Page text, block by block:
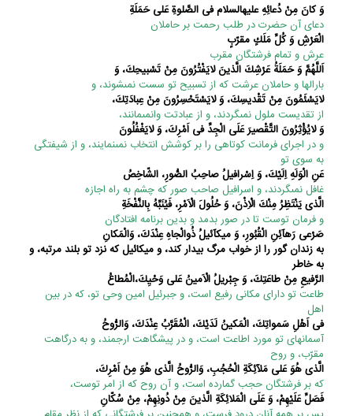
وَ كانَ مِنْ دُعائِهِ عليه‏السلام فى الصَّلوةِ عَلى‏ حَمَلَةِ
دعای آن حضرت در طلب رحمت بر حاملان
الْعَرْشِ وَ كُلِّ مَلَكٍ مقرّبٍ‏
عرش و تمام فرشتگان مقرب
اَللَّهُمَّ وَ حَمَلَةُ عَرْشِكَ الَّذينَ لايَفْتُرُونَ مِنْ تَسْبيحِكَ، وَ
بارالها و حاملان عرشت که از تسبیح تو سست نمى‏شوند، و
لايَسْئَمُونَ مِنْ تَقْديسِكَ، وَ لايَسْتَحْسِرُونَ مِنْ عِبادَتِكَ،
از تقدیست ملول نمى‏گردند، و از عبادتت وانمى‏مانند،
وَ لايُؤْثِرُونَ التَّقْصيرَ عَلَى الْجِدِّ فى اَمْرِكَ، وَ لايَغْفُلُونَ
و در اجراى فرمانت کوتاهى را بر کوشش انتخاب نمى‏نمایند، و از شیفتگى
به سوى تو
عَنِ الْوَلَهِ اِلَيْكَ، وَ اِسْرافيلُ صاحِبُ الصُّورِ، الشّاخِصُ
غافل نمى‏گردند، و اسرافیل صاحب صور که چشم به راه اجازه
الَّذى يَنْتَظِرُ مِنْكَ الْاِذْنَ، وَ حُلُولَ الْاَمْرِ، فَيُنَبِّهُ بِالنَّفْخَةِ
و فرمان توست تا در صور بدمد و بدین برنامه افتادگان
صَرْعى‏ رَهآئِنِ الْقُبُورِ، وَ ميكآئيلُ ذُوالْجاهِ عِنْدَكَ، وَالْمَكانِ
به زندان گور را از خواب مرگ بیدار کند، و میکائیل که نزد تو بلند مرتبه، و
به خاطر
الرَّفيعِ مِنْ طاعَتِكَ، وَ جِبْريلُ الْاَمينُ عَلى‏ وَحْيِكَ،الْمُطاعُ
طاعت تو داراى مکانى رفیع است، و جبرئیل امین وحى تو، که در بین
اهل
فى اَهْلِ سَمواتِكَ، الْمَكينُ لَدَيْكَ، الْمُقَرَّبُ عِنْدَكَ، وَالرُّوحُ
آسمانهاى تو مورد اطاعت است، و در پیشگاهت ارجمند، و به درگاهت
مقرّب، و روح
الَّذى هُوَ عَلى‏ مَلآئِكَةِ الْحُجُبِ، وَالرُّوحُ الَّذى هُوَ مِنْ اَمْرِكَ،
که بر فرشتگان حجب گمارده است، و آن روح که از امر توست،
فَصَلِّ عَلَيْهِمْ، وَ عَلَى الْمَلائِكَةِ الَّذينَ مِنْ دُونِهِمْ، مِنْ سُكّانِ